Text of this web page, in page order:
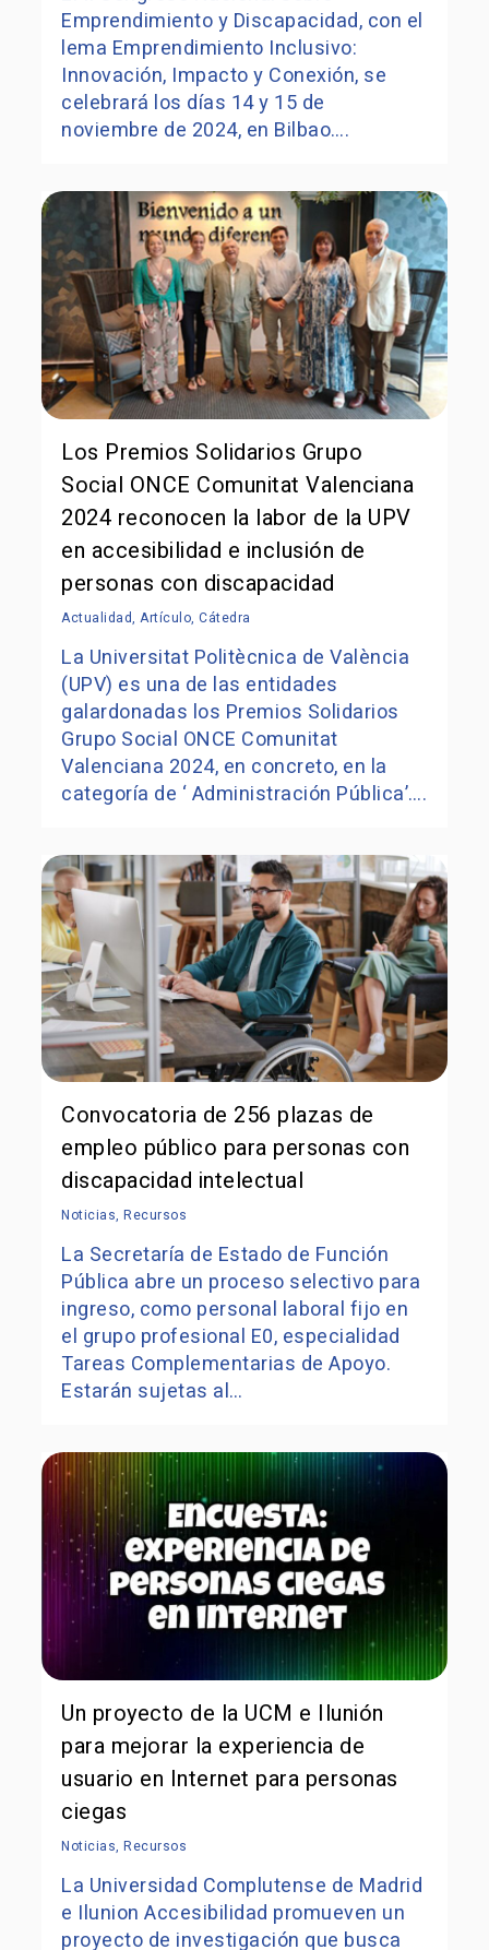
Emprendimiento y Discapacidad, con el
lema Emprendimiento Inclusivo:
Innovación, Impacto y Conexión, se
celebrará los días 14 y 15 de
noviembre de 2024, en Bilbao….
Los Premios Solidarios Grupo
Social ONCE Comunitat Valenciana
2024 reconocen la labor de la UPV
en accesibilidad e inclusión de
personas con discapacidad
Actualidad,Artículo,Cátedra
La Universitat Politècnica de València
(UPV) es una de las entidades
galardonadas los Premios Solidarios
Grupo Social ONCE Comunitat
Valenciana 2024, en concreto, en la
categoría de ‘ Administración Pública’….
Convocatoria de 256 plazas de
empleo público para personas con
discapacidad intelectual
Noticias,Recursos
La Secretaría de Estado de Función
Pública abre un proceso selectivo para
ingreso, como personal laboral fijo en
el grupo profesional E0, especialidad
Tareas Complementarias de Apoyo.
Estarán sujetas al…
Un proyecto de la UCM e Ilunión
para mejorar la experiencia de
usuario en Internet para personas
ciegas
Noticias,Recursos
La Universidad Complutense de Madrid
e Ilunion Accesibilidad promueven un
proyecto de investigación que busca